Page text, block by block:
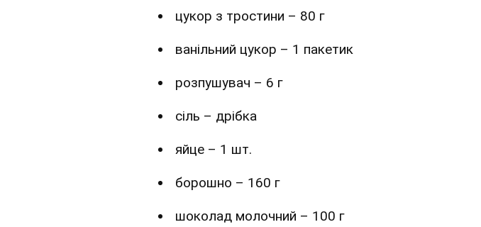
цукор з тростини – 80 г
ванільний цукор – 1 пакетик
розпушувач – 6 г
сіль – дрібка
яйце – 1 шт.
борошно – 160 г
шоколад молочний – 100 г